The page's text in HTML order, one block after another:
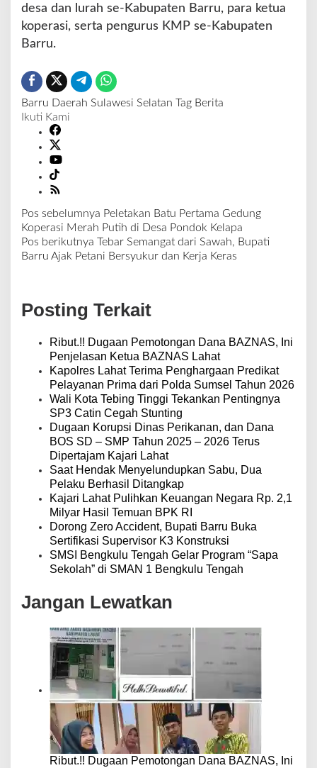
desa dan lurah se-Kabupaten Barru, para ketua
koperasi, serta pengurus KMP se-Kabupaten
Barru.
Barru Daerah Sulawesi Selatan Tag Berita
Ikuti Kami
N
a
v
a
s
Pos sebelumnya Peletakan Batu Pertama Gedung
Koperasi Merah Putih di Desa Pondok Kelapa
Pos berikutnya Tebar Semangat dari Sawah, Bupati
Barru Ajak Petani Bersyukur dan Kerja Keras
Posting Terkait
Ribut.!! Dugaan Pemotongan Dana BAZNAS, Ini
Penjelasan Ketua BAZNAS Lahat
Kapolres Lahat Terima Penghargaan Predikat
Pelayanan Prima dari Polda Sumsel Tahun 2026
Wali Kota Tebing Tinggi Tekankan Pentingnya
SP3 Catin Cegah Stunting
Dugaan Korupsi Dinas Perikanan, dan Dana
BOS SD – SMP Tahun 2025 – 2026 Terus
Dipertajam Kajari Lahat
Saat Hendak Menyelundupkan Sabu, Dua
Pelaku Berhasil Ditangkap
Kajari Lahat Pulihkan Keuangan Negara Rp. 2,1
Milyar Hasil Temuan BPK RI
Dorong Zero Accident, Bupati Barru Buka
Sertifikasi Supervisor K3 Konstruksi
SMSI Bengkulu Tengah Gelar Program “Sapa
Sekolah” di SMAN 1 Bengkulu Tengah
Jangan Lewatkan
Ribut.!! Dugaan Pemotongan Dana BAZNAS, Ini